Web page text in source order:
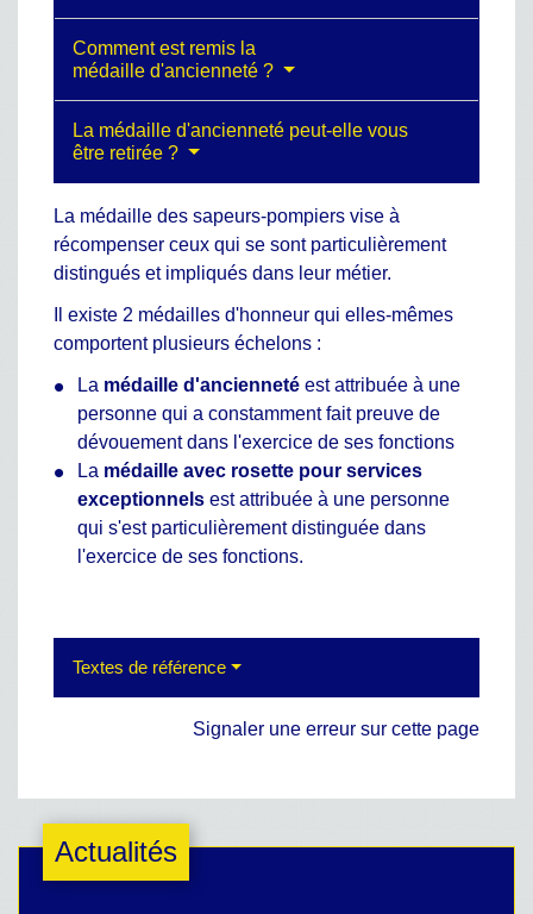
Comment est remis la
médaille d'ancienneté ?
La médaille d'ancienneté peut-elle vous
être retirée ?
La médaille des sapeurs-pompiers vise à
récompenser ceux qui se sont particulièrement
distingués et impliqués dans leur métier.
Il existe 2 médailles d'honneur qui elles-mêmes
comportent plusieurs échelons :
La médaille d'ancienneté est attribuée à une
personne qui a constamment fait preuve de
dévouement dans l'exercice de ses fonctions
La médaille avec rosette pour services
exceptionnels est attribuée à une personne
qui s'est particulièrement distinguée dans
l'exercice de ses fonctions.
Textes de référence
Signaler une erreur sur cette page
Actualités